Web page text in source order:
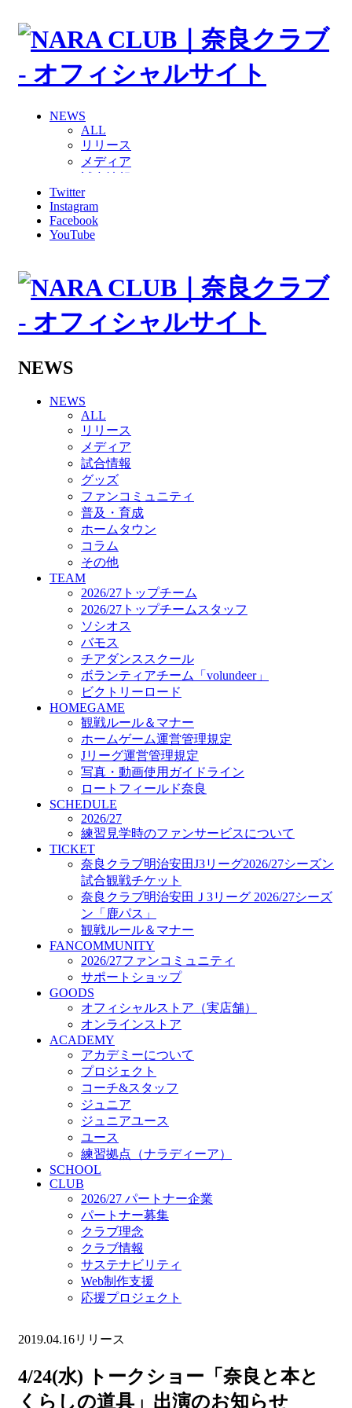
NEWS
ALL
リリース
メディア
グッズ
ファンコミュニティ
普及・育成
ホームタウン
その他
TEAM
2026/27トップチームスタッフ
ビクトリーロード
HOMEGAME
観戦ルール＆マナー
ホームゲーム運営管理規定
Jリーグ運営管理規定
写真・動画使用ガイドライン
ロートフィールド奈良
SCHEDULE
2026/27
練習見学時のファンサービスについて
TICKET
奈良クラブ明治安田J3リーグ2026/27シーズン
試合観戦チケット
奈良クラブ明治安田Ｊ3リーグ 2026/27シーズ
ン「鹿パス」
観戦ルール＆マナー
FANCOMMUNITY
2026/27ファンコミュニティ
サポートショップ
GOODS
オフィシャルストア（実店舗）
オンラインストア
ACADEMY
アカデミーについて
プロジェクト
コーチ&スタッフ
ジュニア
ジュニアユース
ユース
練習拠点（ナラディーア）
SCHOOL
CLUB
2026/27 パートナー企業
パートナー募集
クラブ理念
クラブ情報
サステナビリティ
Web制作支援
応援プロジェクト
Twitter
Instagram
Facebook
YouTube
NEWS
NEWS
ALL
リリース
メディア
試合情報
グッズ
ファンコミュニティ
普及・育成
ホームタウン
コラム
その他
TEAM
2026/27トップチーム
2026/27トップチームスタッフ
ソシオス
バモス
チアダンススクール
ボランティアチーム「volundeer」
ビクトリーロード
HOMEGAME
観戦ルール＆マナー
ホームゲーム運営管理規定
Jリーグ運営管理規定
写真・動画使用ガイドライン
ロートフィールド奈良
SCHEDULE
2026/27
練習見学時のファンサービスについて
TICKET
奈良クラブ明治安田J3リーグ2026/27シーズン
試合観戦チケット
奈良クラブ明治安田Ｊ3リーグ 2026/27シーズ
ン「鹿パス」
観戦ルール＆マナー
FANCOMMUNITY
2026/27ファンコミュニティ
サポートショップ
GOODS
オフィシャルストア（実店舗）
オンラインストア
ACADEMY
アカデミーについて
プロジェクト
コーチ&スタッフ
ジュニア
ジュニアユース
ユース
練習拠点（ナラディーア）
SCHOOL
CLUB
2026/27 パートナー企業
パートナー募集
クラブ理念
クラブ情報
サステナビリティ
Web制作支援
応援プロジェクト
2019.04.16リリース
4/24(水) トークショー「奈良と本と
くらしの道具」出演のお知らせ